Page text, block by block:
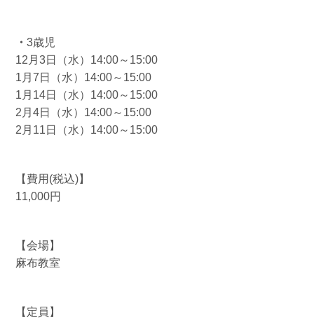
・ 3歳児
12月3日（水）14:00～15:00
1月7日（水）14:00～15:00
1月14日（水）14:00～15:00
2月4日（水）14:00～15:00
2月11日（水）14:00～15:00
【費用(税込)】
11,000円
【会場】
麻布教室
【定員】